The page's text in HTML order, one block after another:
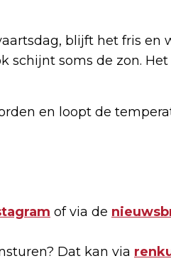
blijft het fris en
schijnt soms de zon.
en loopt de
of via de
Dat kan via